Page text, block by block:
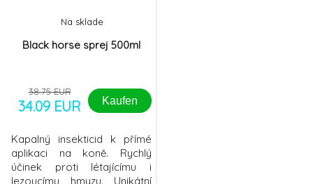
Black horse sprej 500ml
Na sklade
38.75 EUR
34.09 EUR Kaufen
Kapalný insekticid k přímé
aplikaci na koně. Rychlý
účinek proti létajícímu i
lezoucímu hmyzu. Unikátní